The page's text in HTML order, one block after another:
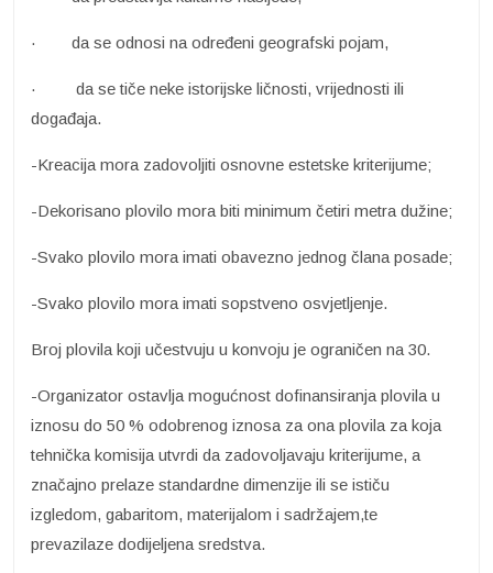
· da se odnosi na određeni geografski pojam,
· da se tiče neke istorijske ličnosti, vrijednosti ili
događaja.
-Kreacija mora zadovoljiti osnovne estetske kriterijume;
-Dekorisano plovilo mora biti minimum četiri metra dužine;
-Svako plovilo mora imati obavezno jednog člana posade;
-Svako plovilo mora imati sopstveno osvjetljenje.
Broj plovila koji učestvuju u konvoju je ograničen na 30.
-Organizator ostavlja mogućnost dofinansiranja plovila u
iznosu do 50 % odobrenog iznosa za ona plovila za koja
tehnička komisija utvrdi da zadovoljavaju kriterijume, a
značajno prelaze standardne dimenzije ili se ističu
izgledom, gabaritom, materijalom i sadržajem,te
prevazilaze dodijeljena sredstva.